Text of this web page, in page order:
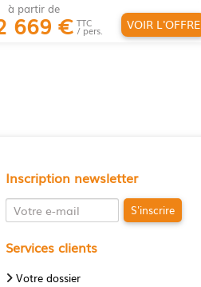
à partir de
669 € TTC
/ pers. VOIR L'OFFRE
Inscription newsletter
S'inscrire
Services clients
Votre dossier